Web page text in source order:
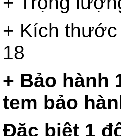
+ Kích
18
+ Bảo hành
tem bảo
Đặc biệt 1